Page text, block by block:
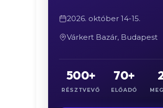
2026. október 14-15.
Várkert Bazár, Budapest
500+
RÉSZTVEVŐ
70+
ELŐADÓ